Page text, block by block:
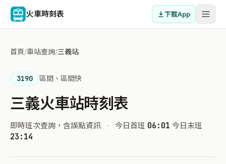
火車時刻表 下載App
首頁/車站查詢/三義站
3190 區間、區間快
三義火車站時刻表
即時班次查詢，含誤點資訊 · 今日首班 06:01 今日末班
23:14